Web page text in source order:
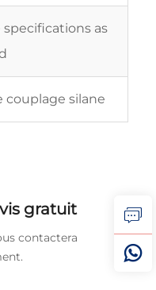
as
couplage silane
gratuit
contactera